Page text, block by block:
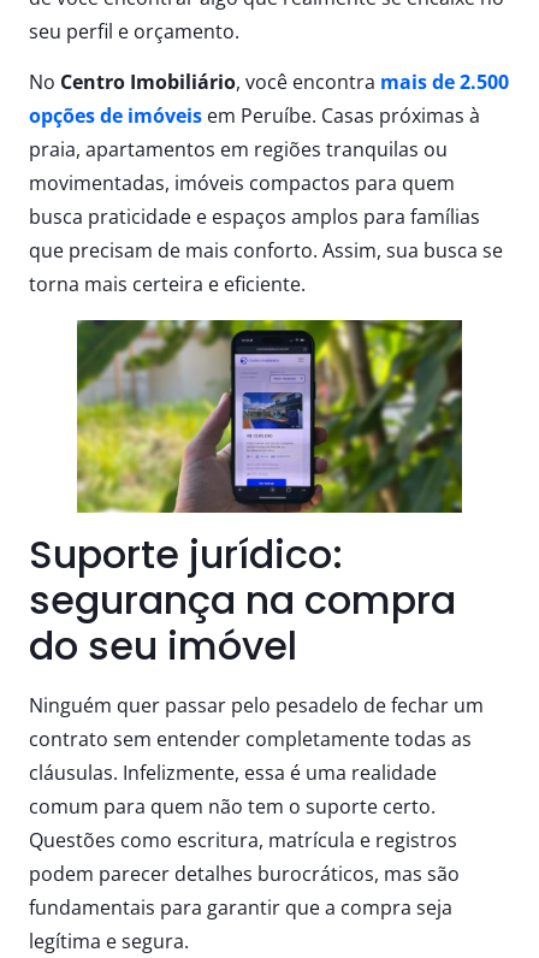
seu perfil e orçamento.
No Centro Imobiliário, você encontra mais de 2.500
opções de imóveis em Peruíbe. Casas próximas à
praia, apartamentos em regiões tranquilas ou
movimentadas, imóveis compactos para quem
busca praticidade e espaços amplos para famílias
que precisam de mais conforto. Assim, sua busca se
torna mais certeira e eficiente.
Suporte jurídico:
segurança na compra
do seu imóvel
Ninguém quer passar pelo pesadelo de fechar um
contrato sem entender completamente todas as
cláusulas. Infelizmente, essa é uma realidade
comum para quem não tem o suporte certo.
Questões como escritura, matrícula e registros
podem parecer detalhes burocráticos, mas são
fundamentais para garantir que a compra seja
legítima e segura.